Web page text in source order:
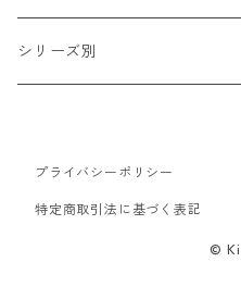
動物
文字
ピンバッジ
ハンドタオル
バッグ・ポーチ
400円〜
600円〜
シリーズ別
ねむタイガー COLLECTION
プライバシーポリシー
特定商取引法に基づく表記
©